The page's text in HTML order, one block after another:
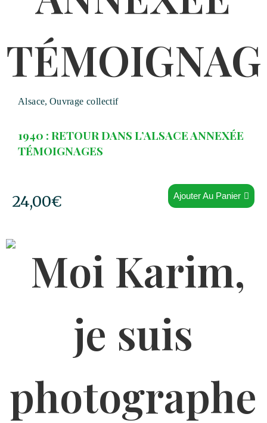
Alsace, Ouvrage collectif
1940 : RETOUR DANS L’ALSACE ANNEXÉE
TÉMOIGNAGES
24,00€ Ajouter Au Panier